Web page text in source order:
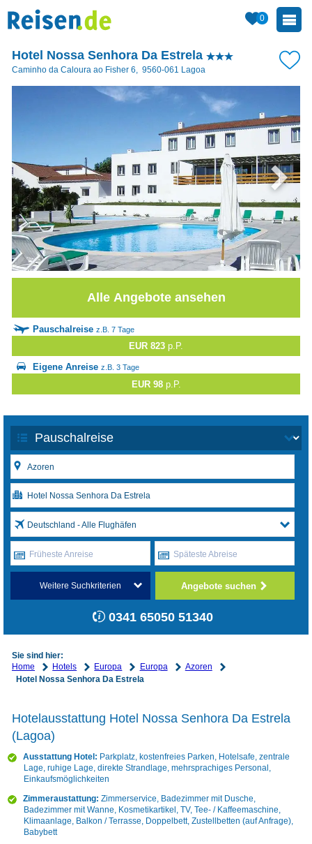
0
Hotel Nossa Senhora Da Estrela
Caminho da Caloura ao Fisher 6, 9560-061 Lagoa
Alle Angebote ansehen
Pauschalreise z.B. 7 Tage
EUR 823 p.P.
Eigene Anreise z.B. 3 Tage
EUR 98 p.P.
Deutschland - Alle Flughäfen
Früheste Anreise Späteste Abreise
Weitere Suchkriterien Angebote suchen
0341 65050 51340
Sie sind hier:
Home
Hotels Europa Europa
Azoren
Hotel Nossa Senhora Da Estrela
Hotelausstattung Hotel Nossa Senhora Da Estrela
(Lagoa)
Ausstattung Hotel: Parkplatz, kostenfreies Parken, Hotelsafe, zentrale
Lage, ruhige Lage, direkte Strandlage, mehrsprachiges Personal,
Einkaufsmöglichkeiten
Zimmeraustattung: Zimmerservice, Badezimmer mit Dusche,
Badezimmer mit Wanne, Kosmetikartikel, TV, Tee- / Kaffeemaschine,
Klimaanlage, Balkon / Terrasse, Doppelbett, Zustellbetten (auf Anfrage),
Babybett